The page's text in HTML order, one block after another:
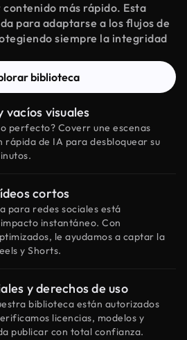
más rápido. Esta
para adaptarse a los flujos de
siempre la integridad
biblioteca
vacíos visuales
perfecto? Coverr une escenas
rápida de IA para desbloquear su
cortos
para redes sociales está
instantáneo. Con
le ayudamos a captar la
y Shorts.
y derechos de uso
biblioteca están autorizados
licencias, modelos y
publicar con total confianza.